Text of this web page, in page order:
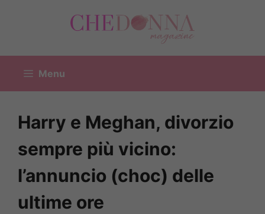
Menu
Harry e Meghan, divorzio
sempre più vicino:
l’annuncio (choc) delle
ultime ore